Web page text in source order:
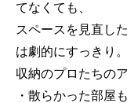
てなくても、
スペースを見直し
は劇的にすっきり。
収納のプロたちの
・散らかった部屋